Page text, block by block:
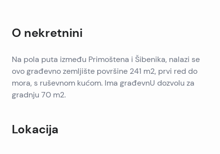
O nekretnini
Na pola puta između Primoštena i Šibenika, nalazi se
ovo građevno zemljište površine 241 m2, prvi red do
mora, s ruševnom kućom. Ima građevnU dozvolu za
gradnju 70 m2.
Lokacija